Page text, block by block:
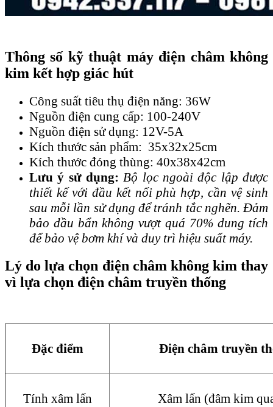
Thông số kỹ thuật máy điện châm không
kim kết hợp giác hút
Công suất tiêu thụ điện năng: 36W
Nguồn điện cung cấp: 100-240V
Nguồn điện sử dụng: 12V-5A
Kích thước sản phẩm: 35x32x25cm
Kích thước đóng thùng: 40x38x42cm
Lưu ý sử dụng: Bộ lọc ngoài độc lập được
thiết kế với đầu kết nối phù hợp, cần vệ sinh
sau mỗi lần sử dụng để tránh tắc nghẽn. Đảm
bảo dầu bẩn không vượt quá 70% dung tích
để bảo vệ bơm khí và duy trì hiệu suất máy.
Lý do lựa chọn điện châm không kim thay
vì lựa chọn điện châm truyền thống
Đặc điểm Điện châm truyền
Tính xâm lấn Xâm lấn (đâm kim